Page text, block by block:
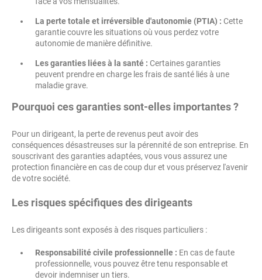
La perte totale et irréversible d'autonomie (PTIA) : Cette
garantie couvre les situations où vous perdez votre
autonomie de manière définitive.
Les garanties liées à la santé : Certaines garanties
peuvent prendre en charge les frais de santé liés à une
maladie grave.
Pourquoi ces garanties sont-elles importantes ?
Pour un dirigeant, la perte de revenus peut avoir des
conséquences désastreuses sur la pérennité de son entreprise. En
souscrivant des garanties adaptées, vous vous assurez une
protection financière en cas de coup dur et vous préservez l'avenir
de votre société.
Les risques spécifiques des dirigeants
Les dirigeants sont exposés à des risques particuliers :
Responsabilité civile professionnelle : En cas de faute
professionnelle, vous pouvez être tenu responsable et
devoir indemniser un tiers.